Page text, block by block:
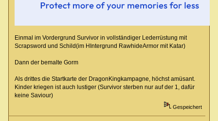
Einmal im Vordergrund Survivor in vollständiger Lederrüstung mit
Scrapsword und Schild(im HIntergrund RawhideArmor mit Katar)
Dann der bemalte Gorm
Als drittes die Startkarte der DragonKingkampagne, höchst amüsant.
Kinder kriegen ist auch lustiger (Survivor sterben nur auf der 1, dafür
keine Saviour)
Gespeichert